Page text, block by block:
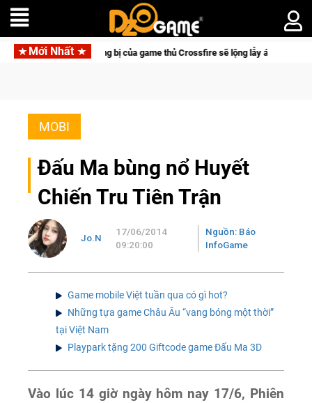
Mới Nhất
Trang bị của game thủ Crossfire sẽ lộng lẫy ánh đèn với Kho Báu
MOBI
Đấu Ma bùng nổ Huyết
Chiến Tru Tiên Trận
Jo.N
17/06/2014
09:20:00
Nguồn: Báo
InfoGame
Game mobile Việt tuần qua có gì hot?
Những tựa game Châu Âu “vang bóng một thời”
tại Việt Nam
Playpark tặng 200 Giftcode game Đấu Ma 3D
Vào lúc 14 giờ ngày hôm nay 17/6, Phiên